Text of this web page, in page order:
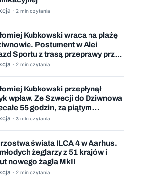
· 2 min czytania
Kubkowski wraca na plażę
Postument w Alei
Sportu z trasą przeprawy przez
· 2 min czytania
Kubkowski przepłynął
wpław. Ze Szwecji do Dziwnowa
55 godzin, za piątym
· 3 min czytania
świata ILCA 4 w Aarhus.
żeglarzy z 51 krajów i
nowego żagla MkII
· 2 min czytania